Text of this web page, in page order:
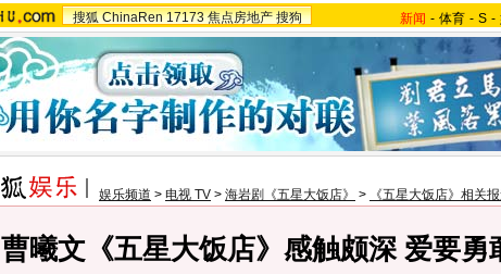
搜狐 ChinaRen 17173 焦点房地产 搜狗 新闻 - 体育 - S -
娱乐频道 > 电视 TV > 海岩剧《五星大饭店》 > 《五星大饭店》相关
曹曦文《五星大饭店》感触颇深 爱要勇